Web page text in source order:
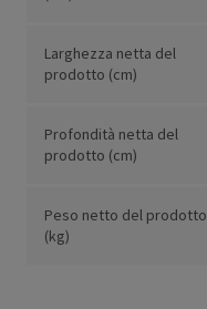
Larghezza netta del
prodotto (cm)
Profondità netta del
prodotto (cm)
Peso netto del prodotto
(kg)